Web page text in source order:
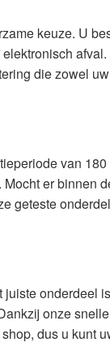
keuze. U
die zowel
van
er binnen
geteste
onderdeel
onze
dus u kunt